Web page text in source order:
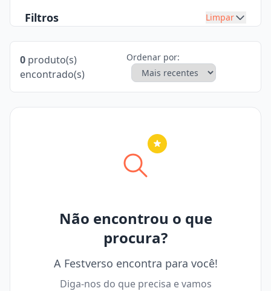
Filtros Limpar
0 produto(s)
encontrado(s)
Ordenar por:
Não encontrou o que
procura?
A Festverso encontra para você!
Diga-nos do que precisa e vamos